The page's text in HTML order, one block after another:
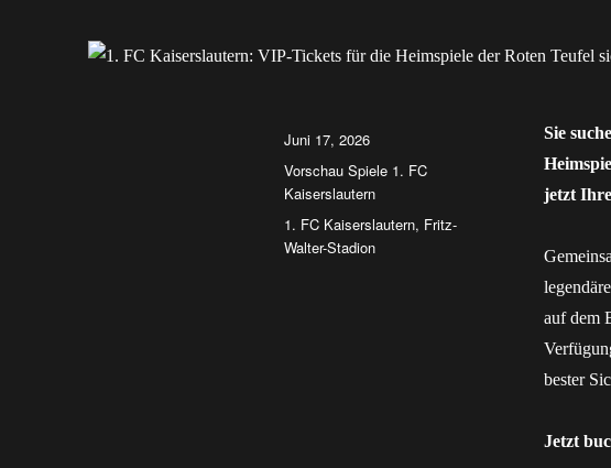
Sie
jetzt
auf dem
bester
Jetzt
Autor
Veröffentlicht
am
Juni 17, 2026
Kategorien
Vorschau Spiele 1. FC
Kaiserslautern
Schlagwörter
1. FC Kaiserslautern, Fritz-
Walter-Stadion